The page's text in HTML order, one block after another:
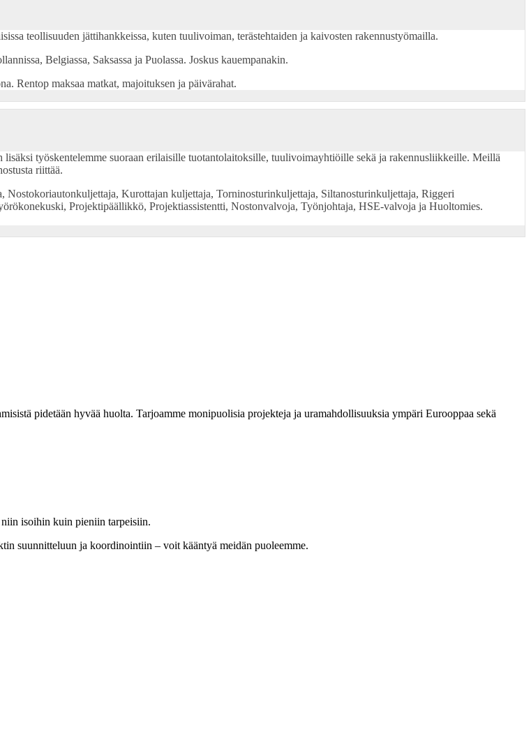
teollisuuden jättihankkeissa, kuten tuulivoiman, terästehtaiden ja kaivosten rakennustyömailla.
Belgiassa, Saksassa ja Puolassa. Joskus kauempanakin.
Rentop maksaa matkat, majoituksen ja päivärahat.
työskentelemme suoraan erilaisille tuotantolaitoksille, tuulivoimayhtiöille sekä ja rakennusliikkeille. Meillä
riittää.
Kurottajan kuljettaja, Torninosturinkuljettaja, Siltanosturinkuljettaja, Riggeri
Projektipäällikkö, Projektiassistentti, Nostonvalvoja, Työnjohtaja, HSE-valvoja ja Huoltomies.
pidetään hyvää huolta. Tarjoamme monipuolisia projekteja ja uramahdollisuuksia ympäri Eurooppaa sekä
isoihin kuin pieniin tarpeisiin.
suunnitteluun ja koordinointiin – voit kääntyä meidän puoleemme.